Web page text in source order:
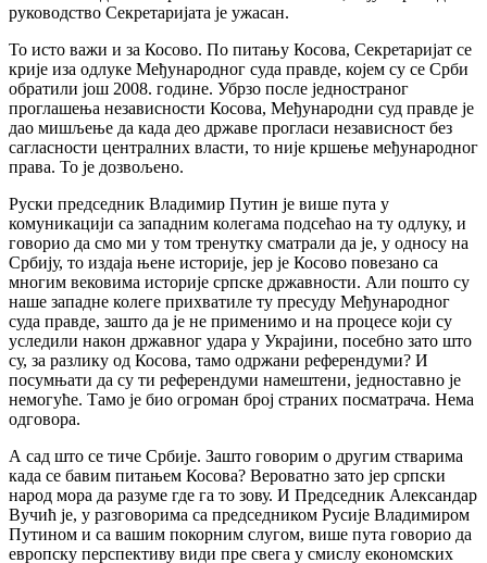
руководство Секретаријата је ужасан.
То исто важи и за Косово. По питању Косова, Секретаријат се
крије иза одлуке Међународног суда правде, којем су се Срби
обратили још 2008. године. Убрзо после једностраног
проглашења независности Косова, Међународни суд правде је
дао мишљење да када део државе прогласи независност без
сагласности централних власти, то није кршење међународног
права. То је дозвољено.
Руски председник Владимир Путин је више пута у
комуникацији са западним колегама подсећао на ту одлуку, и
говорио да смо ми у том тренутку сматрали да је, у односу на
Србију, то издаја њене историје, јер је Косово повезано са
многим вековима историје српске државности. Али пошто су
наше западне колеге прихватиле ту пресуду Међународног
суда правде, зашто да је не применимо и на процесе који су
уследили након државног удара у Украјини, посебно зато што
су, за разлику од Косова, тамо одржани референдуми? И
посумњати да су ти референдуми намештени, једноставно је
немогуће. Тамо је био огроман број страних посматрача. Нема
одговора.
А сад што се тиче Србије. Зашто говорим о другим стварима
када се бавим питањем Косова? Вероватно зато јер српски
народ мора да разуме где га то зову. И Председник Александар
Вучић је, у разговорима са председником Русије Владимиром
Путином и са вашим покорним слугом, више пута говорио да
европску перспективу види пре свега у смислу економских